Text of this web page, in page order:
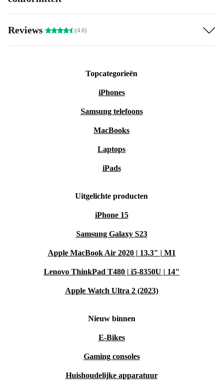
Reviews (4.6)
Topcategorieën
iPhones
Samsung telefoons
MacBooks
Laptops
iPads
Uitgelichte producten
iPhone 15
Samsung Galaxy S23
Apple MacBook Air 2020 | 13.3" | M1
Lenovo ThinkPad T480 | i5-8350U | 14"
Apple Watch Ultra 2 (2023)
Nieuw binnen
E-Bikes
Gaming consoles
Huishoudelijke apparatuur